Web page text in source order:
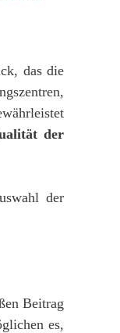
das die
der
der
Beitrag
es,